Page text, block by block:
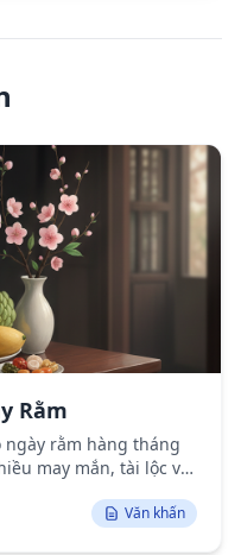
Rằm
ngày rằm hàng tháng
may mắn, tài lộc và
Văn khấn